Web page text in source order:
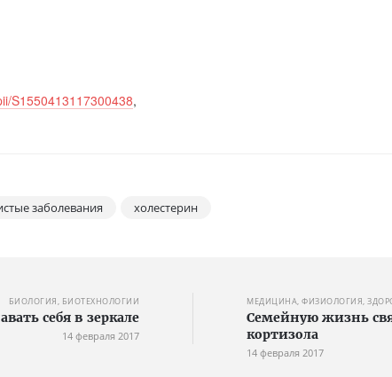
S1550413117300438,
заболевания холестерин
БИОЛОГИЯ, БИОТЕХНОЛОГИИ
себя в зеркале
14 февраля 2017
МЕДИЦИНА, ФИЗИОЛОГИЯ,
Семейную жизнь
кортизола
14 февраля 2017